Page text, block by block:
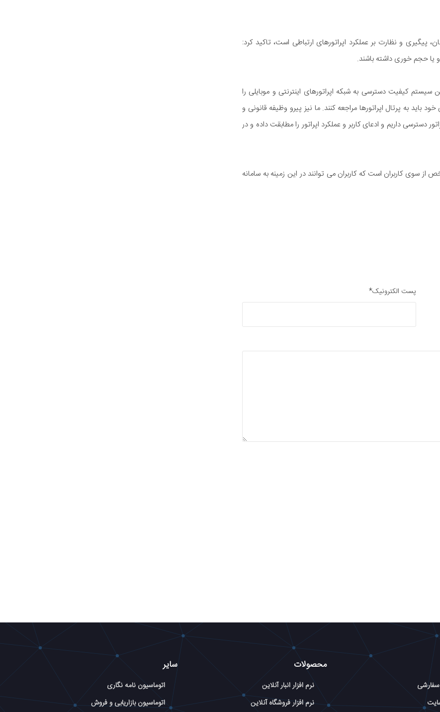
پیگیری و نظارت بر عملکرد اپراتورهای ارتباطی است، تاکید کرد:
و یا حجم خوری داشته باشند.
کیفیت دسترسی به شبکه اپراتورهای اینترنتی و موبایلی را
باید به پرتال اپراتورها مراجعه کنند. ما نیز پیرو وظیفه قانونی و
دسترسی داریم و ادعای کاربر و عملکرد اپراتور را مطابقت داده و در
سوی کاربران است که کاربران می توانند در این زمینه به سامانه
پست الکترونیک*
سفارشی
محصولات
نرم افزار انبار آنلاین
نرم افزار فروشگاه آنلاین
سایر
اتوماسیون نامه نگاری
اتوماسیون بازاریابی و فروش